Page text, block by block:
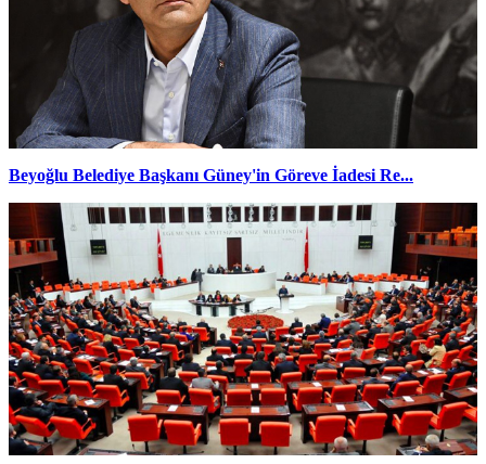
Beyoğlu Belediye Başkanı Güney'in Göreve İadesi Re...